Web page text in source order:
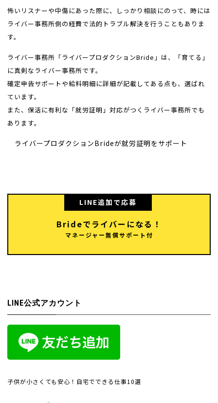
怖いリスナーや中傷にあった際に、しっかり相談にのって、時には
ライバー事務所側の経費で法的トラブル解決を行うこともありま
す。
ライバー事務所「ライバープロダクションBride」は、「育てる」
に真剣なライバー事務所です。
確定申告サポートや給料明細に詳細が記載してある点も、選ばれ
ています。
また、保活に有利な「就労証明」対応がつくライバー事務所でも
あります。
ライバープロダクションBrideが就労証明をサポート
LINE追加で応募
Brideでライバーになる！
マネージャー無償サポート付
LINE公式アカウント
子供が小さくても安心！自宅でできる仕事10選